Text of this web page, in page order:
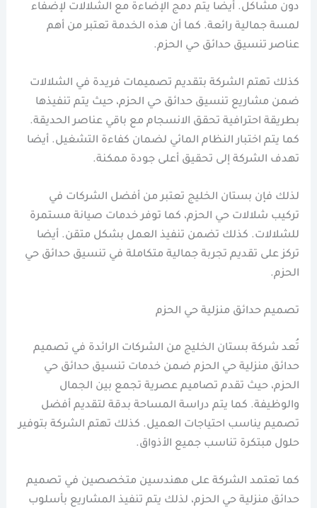
دون مشاكل. أيضا يتم دمج الإضاءة مع الشلالات لإضفاء
لمسة جمالية رائعة. كما أن هذه الخدمة تعتبر من أهم
عناصر تنسيق حدائق حي الحزم.
كذلك تهتم الشركة بتقديم تصميمات فريدة في الشلالات
ضمن مشاريع تنسيق حدائق حي الحزم، حيث يتم تنفيذها
بطريقة احترافية تحقق الانسجام مع باقي عناصر الحديقة.
كما يتم اختبار النظام المائي لضمان كفاءة التشغيل. أيضا
تهدف الشركة إلى تحقيق أعلى جودة ممكنة.
لذلك فإن بستان الخليج تعتبر من أفضل الشركات في
تركيب شلالات حي الحزم، كما توفر خدمات صيانة مستمرة
للشلالات. كذلك تضمن تنفيذ العمل بشكل متقن. أيضا
تركز على تقديم تجربة جمالية متكاملة في تنسيق حدائق حي
الحزم.
تصميم حدائق منزلية حي الحزم
تُعد شركة بستان الخليج من الشركات الرائدة في تصميم
حدائق منزلية حي الحزم ضمن خدمات تنسيق حدائق حي
الحزم، حيث تقدم تصاميم عصرية تجمع بين الجمال
والوظيفة. كما يتم دراسة المساحة بدقة لتقديم أفضل
تصميم يناسب احتياجات العميل. كذلك تهتم الشركة بتوفير
حلول مبتكرة تناسب جميع الأذواق.
كما تعتمد الشركة على مهندسين متخصصين في تصميم
حدائق منزلية حي الحزم، لذلك يتم تنفيذ المشاريع بأسلوب